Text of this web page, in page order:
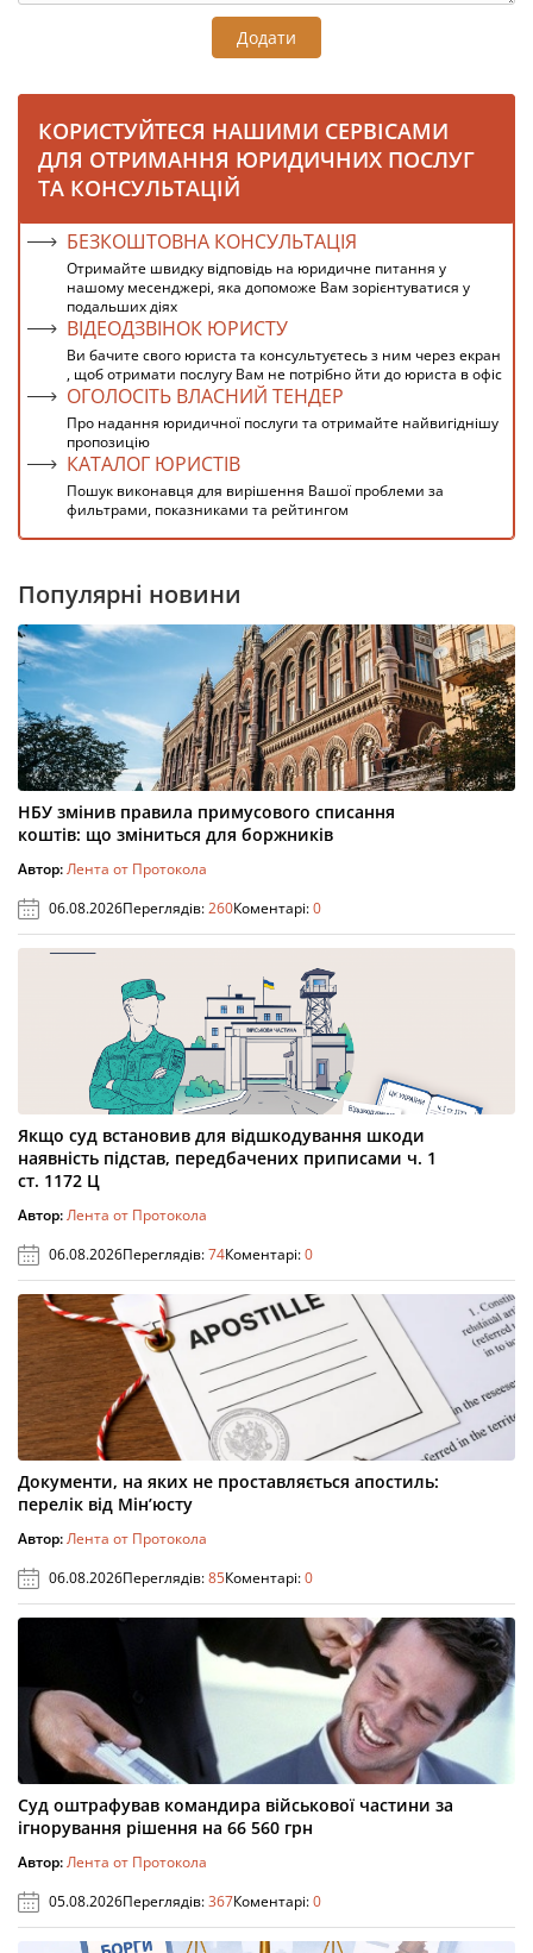
Додати
КОРИСТУЙТЕСЯ НАШИМИ СЕРВІСАМИ
ДЛЯ ОТРИМАННЯ ЮРИДИЧНИХ ПОСЛУГ
ТА КОНСУЛЬТАЦІЙ
БЕЗКОШТОВНА КОНСУЛЬТАЦІЯ
Отримайте швидку відповідь на юридичне питання у
нашому месенджері, яка допоможе Вам зорієнтуватися у
подальших діях
ВІДЕОДЗВІНОК ЮРИСТУ
Ви бачите свого юриста та консультуєтесь з ним через екран
, щоб отримати послугу Вам не потрібно йти до юриста в офіс
ОГОЛОСІТЬ ВЛАСНИЙ ТЕНДЕР
Про надання юридичної послуги та отримайте найвигіднішу
пропозицію
КАТАЛОГ ЮРИСТІВ
Пошук виконавця для вирішення Вашої проблеми за
фильтрами, показниками та рейтингом
Популярні новини
НБУ змінив правила примусового списання
коштів: що зміниться для боржників
Автор:Лента от Протокола
06.08.2026Переглядів:260Коментарі:0
Якщо суд встановив для відшкодування шкоди
наявність підстав, передбачених приписами ч. 1
ст. 1172 Ц
Автор:Лента от Протокола
06.08.2026Переглядів:74Коментарі:0
Документи, на яких не проставляється апостиль:
перелік від Мін’юсту
Автор:Лента от Протокола
06.08.2026Переглядів:85Коментарі:0
Суд оштрафував командира військової частини за
ігнорування рішення на 66 560 грн
Автор:Лента от Протокола
05.08.2026Переглядів:367Коментарі:0